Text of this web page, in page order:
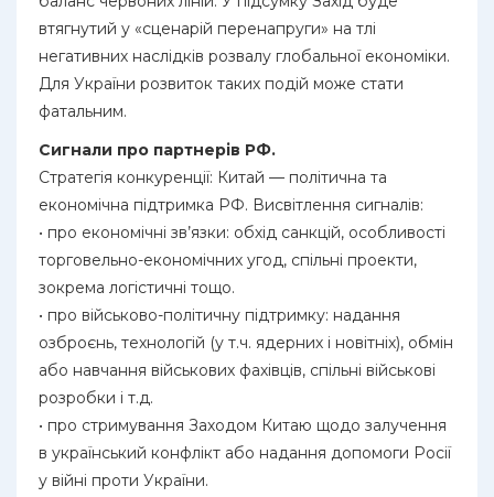
втягнутий у «сценарій перенапруги» на тлі
негативних наслідків розвалу глобальної економіки.
Для України розвиток таких подій може стати
фатальним.
Сигнали про партнерів РФ.
Стратегія конкуренції: Китай — політична та
економічна підтримка РФ. Висвітлення сигналів:
• про економічні зв’язки: обхід санкцій, особливості
торговельно-економічних угод, спільні проекти,
зокрема логістичні тощо.
• про військово-політичну підтримку: надання
озброєнь, технологій (у т.ч. ядерних і новітніх), обмін
або навчання військових фахівців, спільні військові
розробки і т.д.
• про стримування Заходом Китаю щодо залучення
в український конфлікт або надання допомоги Росії
у війні проти України.